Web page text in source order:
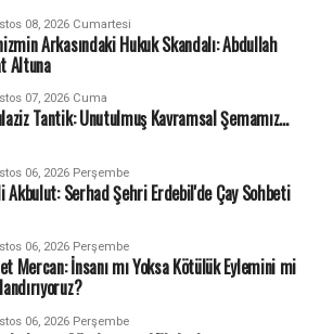
08, 2026 Cumartesi
Arkasındaki Hukuk Skandalı: Abdullah
Altuna
07, 2026 Cuma
Tantik: Unutulmuş Kavramsal Şemamız…
06, 2026 Perşembe
Akbulut: Serhad Şehri Erdebil'de Çay Sohbeti
06, 2026 Perşembe
Mercan: İnsanı mı Yoksa Kötülük Eylemini mi
06, 2026 Perşembe